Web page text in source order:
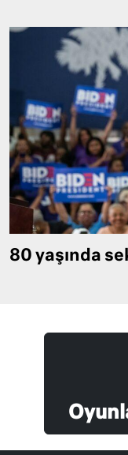
80 yaşında